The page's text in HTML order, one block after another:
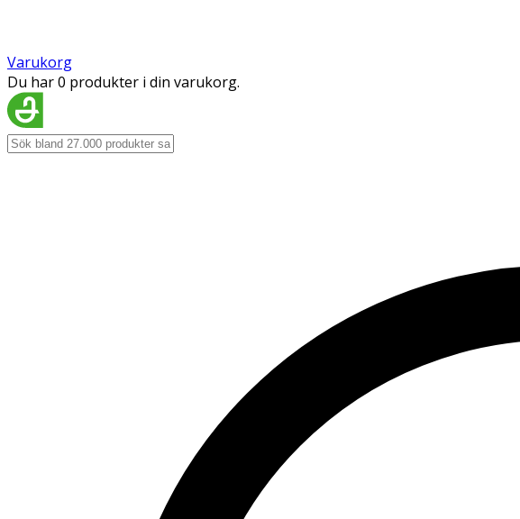
Varukorg
Du har 0 produkter i din varukorg.